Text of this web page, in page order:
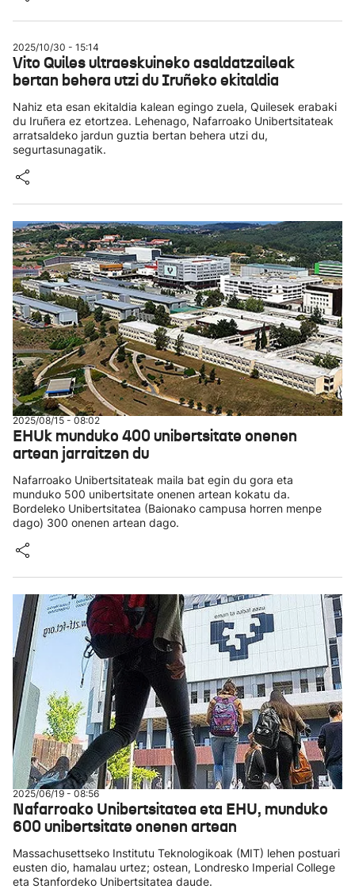
2025/10/30 - 15:14
Vito Quiles ultraeskuineko asaldatzaileak
bertan behera utzi du Iruñeko ekitaldia
Nahiz eta esan ekitaldia kalean egingo zuela, Quilesek erabaki
du Iruñera ez etortzea. Lehenago, Nafarroako Unibertsitateak
arratsaldeko jardun guztia bertan behera utzi du,
segurtasunagatik.
2025/08/15 - 08:02
EHUk munduko 400 unibertsitate onenen
artean jarraitzen du
Nafarroako Unibertsitateak maila bat egin du gora eta
munduko 500 unibertsitate onenen artean kokatu da.
Bordeleko Unibertsitatea (Baionako campusa horren menpe
dago) 300 onenen artean dago.
2025/06/19 - 08:56
Nafarroako Unibertsitatea eta EHU, munduko
600 unibertsitate onenen artean
Massachusettseko Institutu Teknologikoak (MIT) lehen postuari
eusten dio, hamalau urtez; ostean, Londresko Imperial College
eta Stanfordeko Unibertsitatea daude.